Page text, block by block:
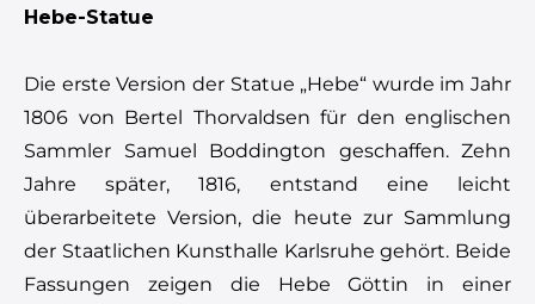
Hebe-Statue
Die erste Version der Statue „Hebe“ wurde im Jahr
1806 von Bertel Thorvaldsen für den englischen
Sammler Samuel Boddington geschaffen. Zehn
Jahre später, 1816, entstand eine leicht
überarbeitete Version, die heute zur Sammlung
der Staatlichen Kunsthalle Karlsruhe gehört. Beide
Fassungen zeigen die Hebe Göttin in einer